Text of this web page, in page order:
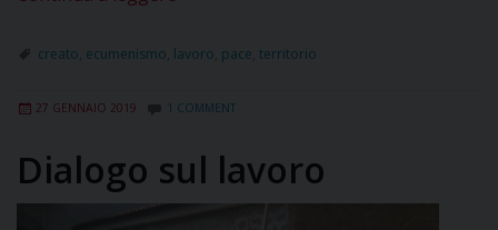
creato ecumenismo lavoro pace territorio
27 GENNAIO 2019 1 COMMENT
Dialogo sul lavoro